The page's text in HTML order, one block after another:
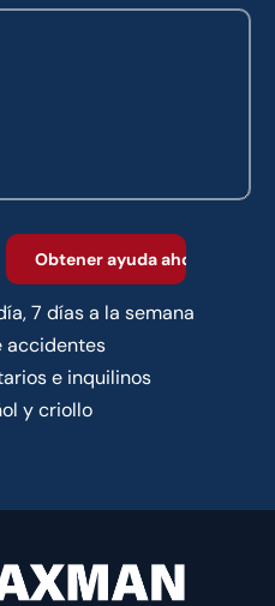
7 días a la semana
accidentes
e inquilinos
y criollo